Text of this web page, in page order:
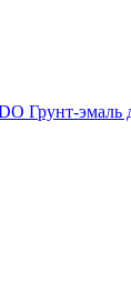
Грунт-эмаль